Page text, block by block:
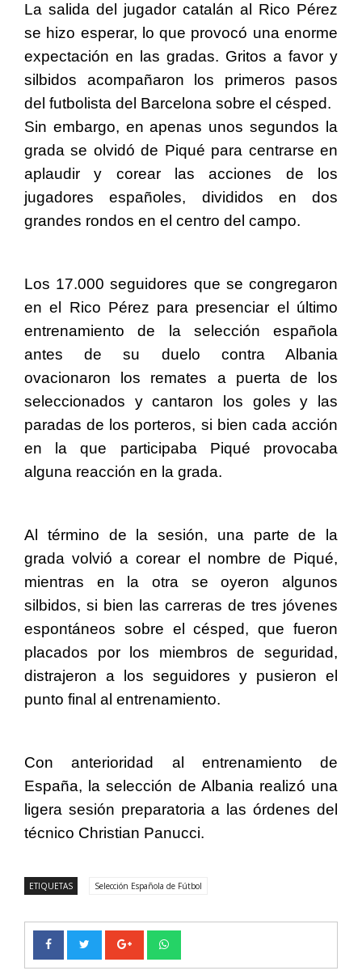
La salida del jugador catalán al Rico Pérez
se hizo esperar, lo que provocó una enorme
expectación en las gradas. Gritos a favor y
silbidos acompañaron los primeros pasos
del futbolista del Barcelona sobre el césped.
Sin embargo, en apenas unos segundos la
grada se olvidó de Piqué para centrarse en
aplaudir y corear las acciones de los
jugadores españoles, divididos en dos
grandes rondos en el centro del campo.
Los 17.000 seguidores que se congregaron
en el Rico Pérez para presenciar el último
entrenamiento de la selección española
antes de su duelo contra Albania
ovacionaron los remates a puerta de los
seleccionados y cantaron los goles y las
paradas de los porteros, si bien cada acción
en la que participaba Piqué provocaba
alguna reacción en la grada.
Al término de la sesión, una parte de la
grada volvió a corear el nombre de Piqué,
mientras en la otra se oyeron algunos
silbidos, si bien las carreras de tres jóvenes
espontáneos sobre el césped, que fueron
placados por los miembros de seguridad,
distrajeron a los seguidores y pusieron el
punto final al entrenamiento.
Con anterioridad al entrenamiento de
España, la selección de Albania realizó una
ligera sesión preparatoria a las órdenes del
técnico Christian Panucci.
ETIQUETAS Selección Española de Fútbol